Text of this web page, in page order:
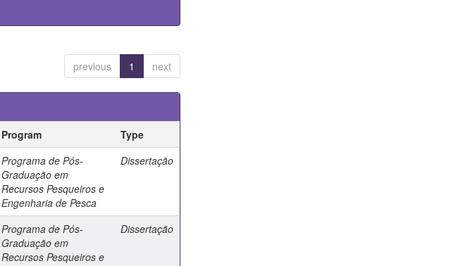
previous 1 next
Program
Type
Programa de Pós-
Graduação em
Recursos Pesqueiros e
Engenharia de Pesca
Dissertação
Programa de Pós-
Graduação em
Recursos Pesqueiros e
Dissertação